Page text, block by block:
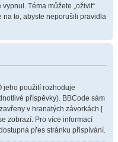
Téma můžete „oživit“
to, abyste neporušili pravidla
jeho použití rozhoduje
příspěvky). BBCode sám
v hranatých závorkách [
zobrazí. Pro více informací
přes stránku přispívání.